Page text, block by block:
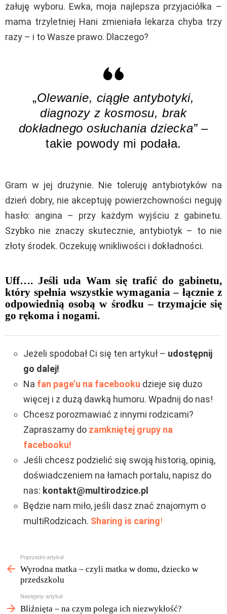
żałuję wyboru. Ewka, moja najlepsza przyjaciółka –
mama trzyletniej Hani zmieniała lekarza chyba trzy
razy – i to Wasze prawo. Dlaczego?
„Olewanie, ciągłe antybotyki,
diagnozy z kosmosu, brak
dokładnego osłuchania dziecka” –
takie powody mi podała.
Gram w jej drużynie. Nie toleruję antybiotyków na
dzień dobry, nie akceptuję powierzchowności neguję
hasło: angina – przy każdym wyjściu z gabinetu.
Szybko nie znaczy skutecznie, antybiotyk – to nie
złoty środek. Oczekuję wnikliwości i dokładności.
Uff…. Jeśli uda Wam się trafić do gabinetu,
który spełnia wszystkie wymagania – łącznie z
odpowiednią osobą w środku – trzymajcie się
go rękoma i nogami.
Jeżeli spodobał Ci się ten artykuł – udostępnij
go dalej!
Na fan page’u na facebooku dzieje się dużo
więcej i z dużą dawką humoru. Wpadnij do nas!
Chcesz porozmawiać z innymi rodzicami?
Zapraszamy do zamkniętej grupy na
facebooku!
Jeśli chcesz podzielić się swoją historią, opinią,
doświadczeniem na łamach portalu, napisz do
nas: kontakt@multirodzice.pl
Będzie nam miło, jeśli dasz znać znajomym o
multiRodzicach. Sharing is caring!
Zobacz
więcej
Poprzedni artykuł
Wyrodna matka – czyli matka w domu, dziecko w
przedszkolu
Następny artykuł
Bliźnięta – na czym polega ich niezwykłość?